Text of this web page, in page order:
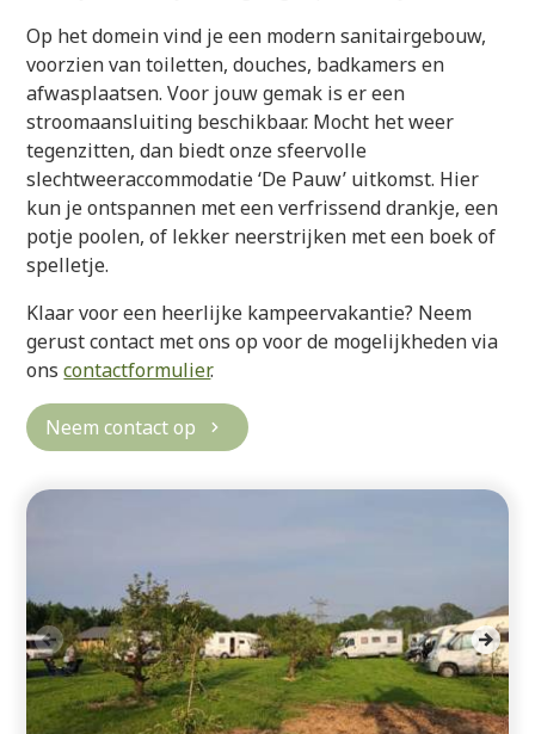
Op het domein vind je een modern sanitairgebouw,
voorzien van toiletten, douches, badkamers en
afwasplaatsen. Voor jouw gemak is er een
stroomaansluiting beschikbaar. Mocht het weer
tegenzitten, dan biedt onze sfeervolle
slechtweeraccommodatie ‘De Pauw’ uitkomst. Hier
kun je ontspannen met een verfrissend drankje, een
potje poolen, of lekker neerstrijken met een boek of
spelletje.
Klaar voor een heerlijke kampeervakantie? Neem
gerust contact met ons op voor de mogelijkheden via
onscontactformulier.
Neem contact op